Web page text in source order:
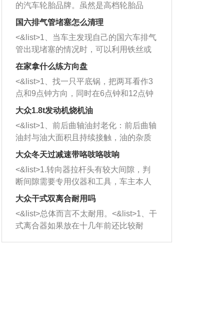
的汽车轮胎品牌。虽然是高档轮胎品
牌，但是中高低端的轮胎都有生产，这
也是为了更好的开拓市场。
国六排气管堵塞怎么清理
<&list>1、当车主发现自己的国六车排气
管出现堵塞的情况时，可以利用铁丝或
者是细棍，直接将杂物给取出来，如果
堵塞情况比较严重，也可以采取应急措
施。 <&list>2、直接利用木棍将所有的
杂物推到排气管里面的位置处，然后将
三元催化器拆解开，就可以将堵塞的东
西取出来。但如果是因为积碳过多引起
的堵塞，就需要将三元催化器泡在草酸
洗剂对堵塞的情况得到解决，将清洗剂
放在燃油箱中，与燃油混合后，车辆启
动时，就可以和汽油一起进入到燃烧
室，最后形成废气排出，就可以让三元
催化器得到清洗，排气管堵塞的情况就
能够得到解决。
在家拿什么练方向盘
<&list>1、找一只平底锅，把两耳看作3
点和9点钟方向，同时在6点钟和12点钟
方向做一个标记。 <&list>2、双手握住
一圈半的练习，往右同样也要打相同的
圈数。 <&list>3、最后强调要反复练
习，这样就可以形成肌肉记忆，在真实
驾驶车辆时，不需要记忆也能打好方
向。
大众1.8t发动机烧机油
<&list>1、前后曲轴油封老化：前后曲轴
油封与油大面积且持续接触，油的杂质
和发动机内持续温度变化使其密封效果
逐渐减弱，导致渗油或漏油。<&list>2、
活塞间隙过大：积碳会使活塞环与缸体
的间隙扩大，导致机油流入燃烧室中，
造成烧机油。<&list>3、机油粘度。使用
机油粘度过小的话，同样会有烧机油现
象，机油粘度过小具有很好的流动性，
大众冬天过减速带咯吱咯吱响
<&list>1.转向器拉杆头有较大间隙，判
断间隙需要专用仪器和工具，车主本人
无法制作，需要将车辆送到修理厂或4s
店；<&list>2.车辆半轴套管防尘罩破
裂，破裂后会出现漏油现象，使半轴磨
损严重，磨损的半轴容易损坏，产生异
响；<&list>3.稳定器的转向胶套和球头
大众干式双离合耐用吗
<&list>总体而言不太耐用。<&list>1、干
式离合器如果放在十几年前还比较耐